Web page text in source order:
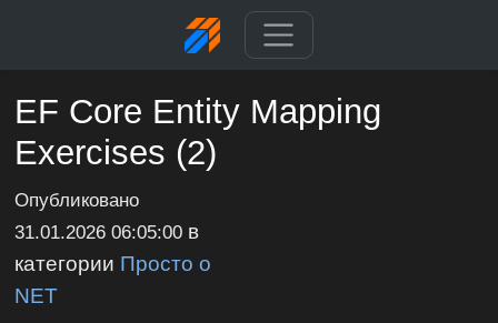
EF Core Entity Mapping
Exercises (2)
Опубликовано
31.01.2026 06:05:00 в
категории Просто о
NET